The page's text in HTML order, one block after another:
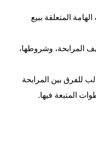
المتعلقة ببيع
المرابحة، وشروطها،
للفرق بين المرابحة
المتبعة فيها.